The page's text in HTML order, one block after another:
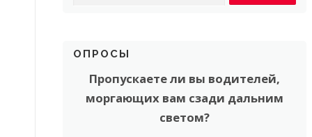
ОПРОСЫ
Пропускаете ли вы водителей,
моргающих вам сзади дальним
светом?